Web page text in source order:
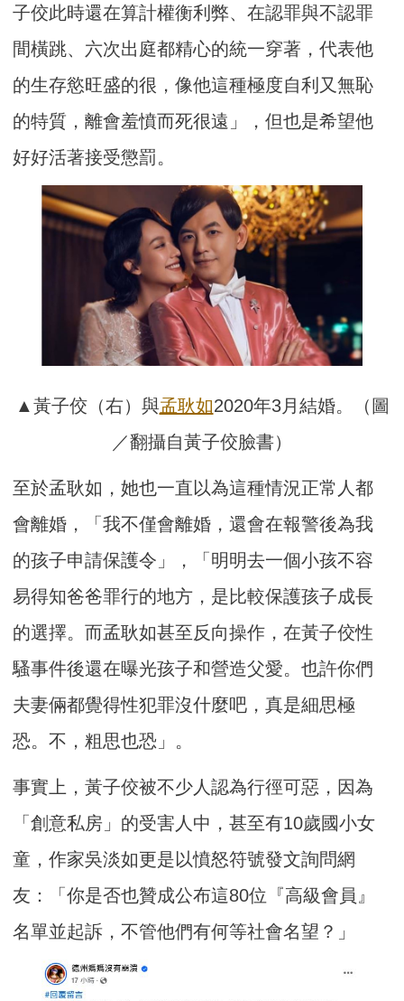
子佼此時還在算計權衡利弊、在認罪與不認罪
間橫跳、六次出庭都精心的統一穿著，代表他
的生存慾旺盛的很，像他這種極度自利又無恥
的特質，離會羞憤而死很遠」，但也是希望他
好好活著接受懲罰。
▲黃子佼（右）與孟耿如2020年3月結婚。（圖
／翻攝自黃子佼臉書）
至於孟耿如，她也一直以為這種情況正常人都
會離婚，「我不僅會離婚，還會在報警後為我
的孩子申請保護令」，「明明去一個小孩不容
易得知爸爸罪行的地方，是比較保護孩子成長
的選擇。而孟耿如甚至反向操作，在黃子佼性
騷事件後還在曝光孩子和營造父愛。也許你們
夫妻倆都覺得性犯罪沒什麼吧，真是細思極
恐。不，粗思也恐」。
事實上，黃子佼被不少人認為行徑可惡，因為
「創意私房」的受害人中，甚至有10歲國小女
童，作家吳淡如更是以憤怒符號發文詢問網
友：「你是否也贊成公布這80位『高級會員』
名單並起訴，不管他們有何等社會名望？」